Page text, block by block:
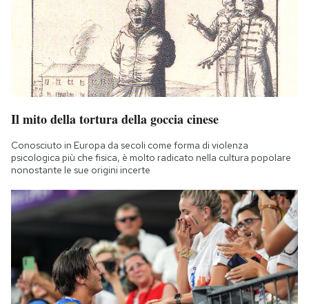
Il mito della tortura della goccia cinese
Conosciuto in Europa da secoli come forma di violenza
psicologica più che fisica, è molto radicato nella cultura popolare
nonostante le sue origini incerte